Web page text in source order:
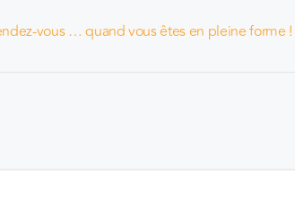
vous … quand vous êtes en pleine forme !